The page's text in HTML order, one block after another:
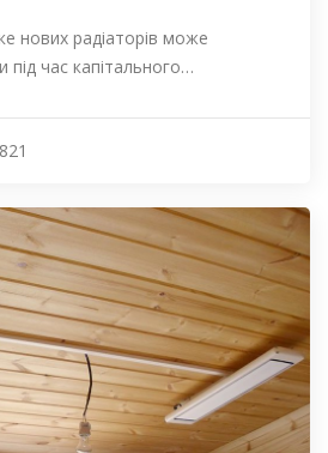
нових радіаторів може
під час капітального…